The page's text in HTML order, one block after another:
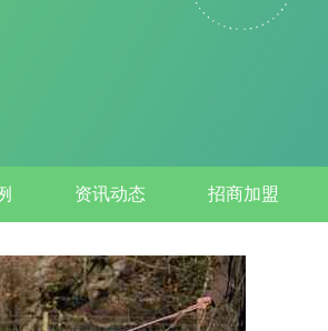
资讯动态 招商加盟